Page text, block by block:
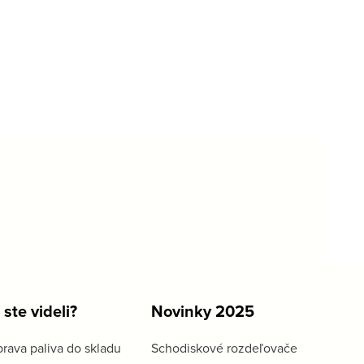
videli?
paliva do skladu
Novinky 2025
Schodiskové rozdeľovače